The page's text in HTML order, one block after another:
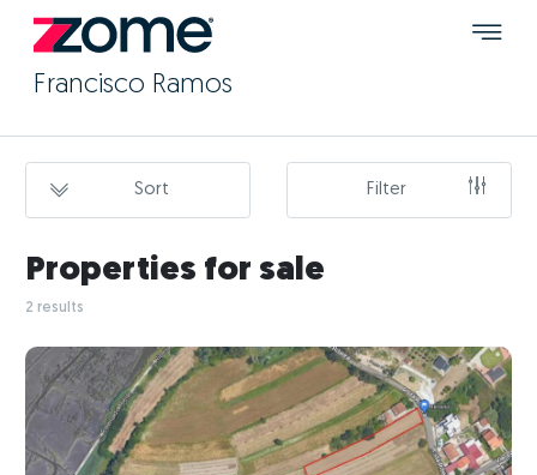
Francisco Ramos
Sort Filter
Properties for sale
2 results